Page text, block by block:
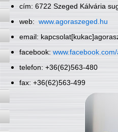
cím: 6722 Szeged Kálvária
web: www.agoraszeged.hu
email:
facebook:
telefon: +36(62)563-480
fax: +36(62)563-499